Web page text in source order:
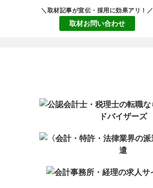
＼取材記事が宣伝・採用に効果アリ！／
取材お問い合わせ